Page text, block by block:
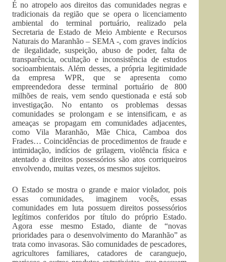
É no atropelo aos direitos das comunidades negras e
tradicionais da região que se opera o licenciamento
ambiental do terminal portuário, realizado pela
Secretaria de Estado de Meio Ambiente e Recursos
Naturais do Maranhão – SEMA -, com graves indícios
de ilegalidade, suspeição, abuso de poder, falta de
transparência, ocultação e inconsistência de estudos
socioambientais. Além desses, a própria legitimidade
da empresa WPR, que se apresenta como
empreendedora desse terminal portuário de 800
milhões de reais, vem sendo questionada e está sob
investigação. No entanto os problemas dessas
comunidades se prolongam e se intensificam, e as
ameaças se propagam em comunidades adjacentes,
como Vila Maranhão, Mãe Chica, Camboa dos
Frades… Coincidências de procedimentos de fraude e
intimidação, indícios de grilagem, violência física e
atentado a direitos possessórios são atos corriqueiros
envolvendo, muitas vezes, os mesmos sujeitos.
O Estado se mostra o grande e maior violador, pois
essas comunidades, imaginem vocês, essas
comunidades em luta possuem direitos possessórios
legítimos conferidos por título do próprio Estado.
Agora esse mesmo Estado, diante de “novas
prioridades para o desenvolvimento do Maranhão” as
trata como invasoras. São comunidades de pescadores,
agricultores familiares, catadores de caranguejo,